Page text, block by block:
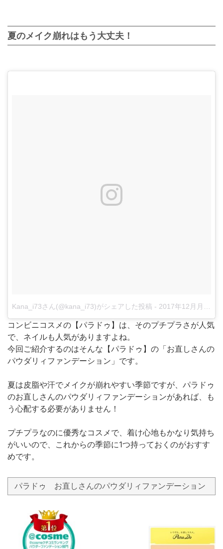
夏のメイク崩れはもう大丈夫！
Kana_i73さん(@kana_i73)がシェアした投稿 - 2017年12月月1日午後6時31分PST
コンビニコスメの【パラドゥ】は、そのプチプラさが人気
で、ネイルも人気がありますよね。
今回ご紹介するのはそんな【パラドゥ】の「お直しさんの
パウダリィファンデーション」です。
夏は皮脂や汗でメイクが崩れやすい季節ですが、パラドゥ
のお直しさんのパウダリィファンデーションがあれば、も
う心配する必要がありません！
プチプラなのに優秀なコスメで、着け心地もかなり気持ち
がいいので、これからの季節に1つ持っておくのがおすす
めです。
パラドゥ お直しさんのパウダリィファンデーション